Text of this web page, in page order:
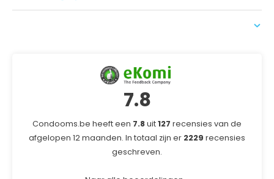
7.8
Condooms.be heeft een 7.8uit127 recensies van de
afgelopen 12 maanden. In totaal zijn er 2229 recensies
geschreven.